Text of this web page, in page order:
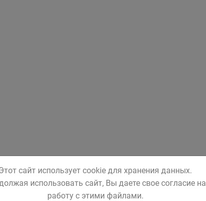
сайт использует cookie для хранения данных.
использовать сайт, Вы даете свое согласие на
работу с этими файлами.